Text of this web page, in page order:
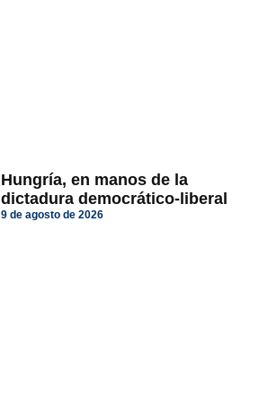
Hungría, en manos de la
dictadura democrático-liberal
9 de agosto de 2026